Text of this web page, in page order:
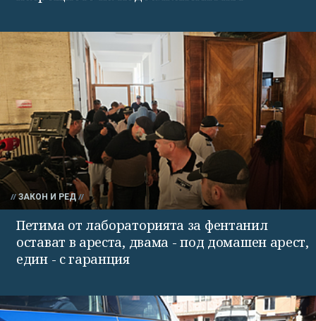
ЗАКОН И РЕД
Петима от лабораторията за фентанил
остават в ареста, двама - под домашен арест,
един - с гаранция